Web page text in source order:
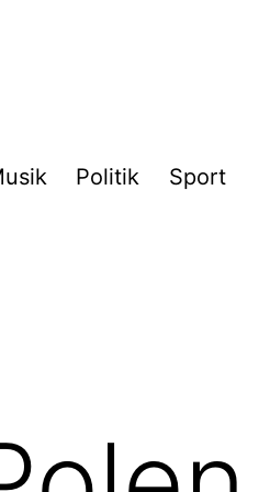
Politik Sport